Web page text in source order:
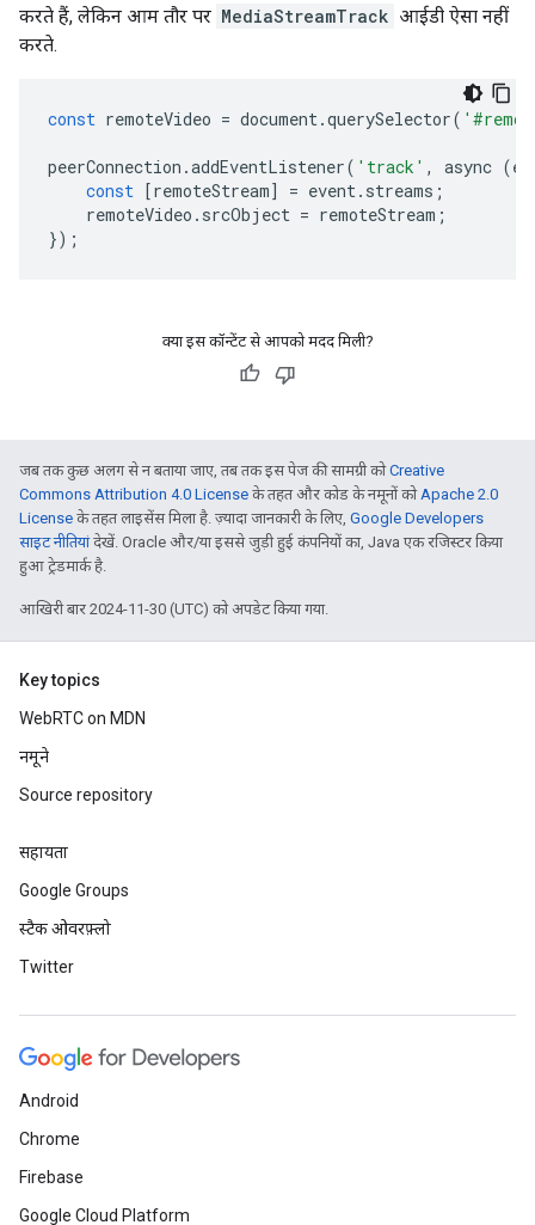
करते हैं, लेकिन आम तौर पर MediaStreamTrack आईडी ऐसा नहीं
करते.
const remoteVideo = document.querySelector(
peerConnection .addEventListener( 'track' , async (
const [remoteStream] = event. streams ;
remoteVideo . srcObject = remoteStream ;
});
क्या इस कॉन्टेंट से आपको मदद मिली?
जब तक कुछ अलग से न बताया जाए, तब तक इस पेज की सामग्री कोCreative
Commons Attribution 4.0 License के तहत और कोड के नमूनों कोApache 2.0
License के तहत लाइसेंस मिला है. ज़्यादा जानकारी के लिए, Google Developers
साइट नीतियांदेखें. Oracle और/या इससे जुड़ी हुई कंपनियों का, Java एक रजिस्टर किया
हुआ ट्रेडमार्क है.
आखिरी बार 2024-11-30 (UTC) को अपडेट किया गया.
Key topics
WebRTC on MDN
नमूने
Source repository
सहायता
Google Groups
स्टैक ओवरफ़्लो
Twitter
Android
Chrome
Firebase
Google Cloud Platform